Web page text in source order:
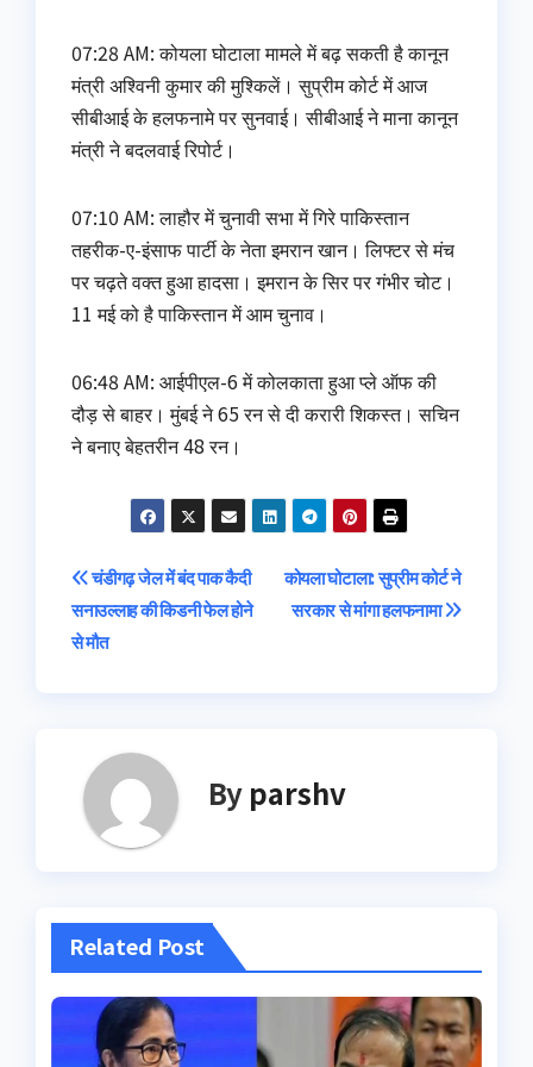
07:28 AM: कोयला घोटाला मामले में बढ़ सकती है कानून
मंत्री अश्विनी कुमार की मुश्किलें। सुप्रीम कोर्ट में आज
सीबीआई के हलफनामे पर सुनवाई। सीबीआई ने माना कानून
मंत्री ने बदलवाई रिपोर्ट।
07:10 AM: लाहौर में चुनावी सभा में गिरे पाकिस्तान
तहरीक-ए-इंसाफ पार्टी के नेता इमरान खान। लिफ्टर से मंच
पर चढ़ते वक्त हुआ हादसा। इमरान के सिर पर गंभीर चोट।
11 मई को है पाकिस्तान में आम चुनाव।
06:48 AM: आईपीएल-6 में कोलकाता हुआ प्ले ऑफ की
दौड़ से बाहर। मुंबई ने 65 रन से दी करारी शिकस्त। सचिन
ने बनाए बेहतरीन 48 रन।
Post
navigation
कोयला घोटाला: सुप्रीम कोर्ट ने
सरकार से मांगा हलफनामा
चंडीगढ़ जेल में बंद पाक कैदी
सनाउल्लाह की किडनी फेल होने
से मौत
By parshv
Related Post